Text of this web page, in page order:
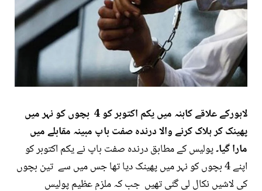
لاہورکے علاقے کاہنہ میں یکم اکتوبر کو 4 بچوں کو نہر میں
پھینک کر ہلاک کرنے والا درندہ صفت باپ مبینہ مقابلے میں
مارا گیا۔پولیس کے مطابق درندہ صفت باپ نے یکم اکتوبر کو
اپنے 4 بچوں کو نہر میں پھینک دیا تھا جس میں سے تین بچوں
کی لاشیں نکال لی گئی تھیں جب کہ ملزم عظیم پولیس